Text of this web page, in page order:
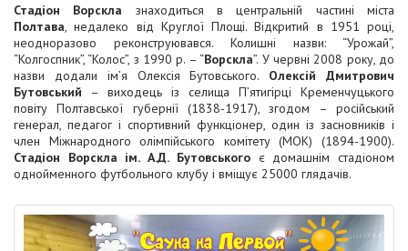
Стадіон Ворскла знаходиться в центральній частині міста
Полтава , недалеко від Круглої Площі. Відкритий в 1951 році,
неодноразово реконструювався. Колишні назви: “Урожай”,
“Колгоспник”, “Колос”, з 1990 р. – “Ворскла”. У червні 2008 року, до
назви додали ім’я Олексія Бутовського. Олексій Дмитрович
Бутовський – виходець із селища П’ятигірці Кременчуцького
повіту Полтавської губернії (1838-1917), згодом – російський
генерал, педагог і спортивний функціонер, один із засновників і
член Міжнародного олімпійського комітету (МОК) (1894-1900).
Стадіон Ворскла ім. А.Д. Бутовськогоє домашнім стадіоном
однойменного футбольного клубу і вміщує 25000 глядачів.